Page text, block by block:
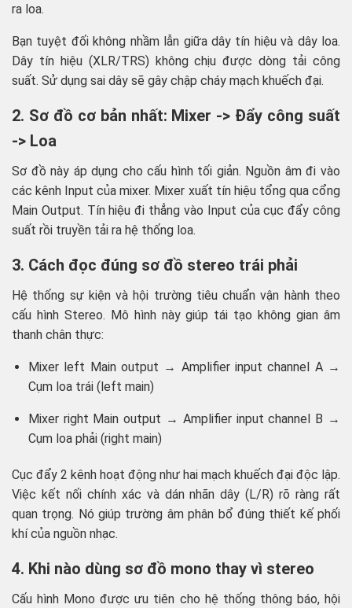
ra loa.
Bạn tuyệt đối không nhầm lẫn giữa dây tín hiệu và dây loa.
Dây tín hiệu (XLR/TRS) không chịu được dòng tải công
suất. Sử dụng sai dây sẽ gây chập cháy mạch khuếch đại.
2. Sơ đồ cơ bản nhất: Mixer -> Đẩy công suất
-> Loa
Sơ đồ này áp dụng cho cấu hình tối giản. Nguồn âm đi vào
các kênh Input của mixer. Mixer xuất tín hiệu tổng qua cổng
Main Output. Tín hiệu đi thẳng vào Input của cục đẩy công
suất rồi truyền tải ra hệ thống loa.
3. Cách đọc đúng sơ đồ stereo trái phải
Hệ thống sự kiện và hội trường tiêu chuẩn vận hành theo
cấu hình Stereo. Mô hình này giúp tái tạo không gian âm
thanh chân thực:
Mixer left Main output → Amplifier input channel A →
Cụm loa trái (left main)
Mixer right Main output → Amplifier input channel B →
Cụm loa phải (right main)
Cục đẩy 2 kênh hoạt động như hai mạch khuếch đại độc lập.
Việc kết nối chính xác và dán nhãn dây (L/R) rõ ràng rất
quan trọng. Nó giúp trường âm phân bổ đúng thiết kế phối
khí của nguồn nhạc.
4. Khi nào dùng sơ đồ mono thay vì stereo
Cấu hình Mono được ưu tiên cho hệ thống thông báo, hội